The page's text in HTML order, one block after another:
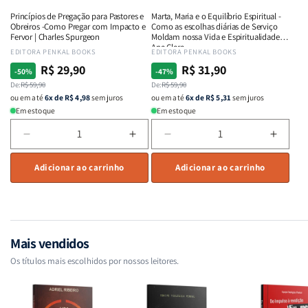
destroem
vidas
|
Equipe
Teológica
Penkal
destroem
vidas
Equipe
Teológica
Penkal
Intimidade
em
Deus
em
Princípios de Pregação para Pastores e
Obreiros -Como Pregar com Impacto e
Fervor | Charles Spurgeon
Fornecedor:
EDITORA PENKAL BOOKS
-50%
Preço
normal
De:R$ 59,90
Preço
promocional
R$ 29,90
ou em até6x de R$ 4,98sem juros
Em estoque
a
quantidade
de
para
Pastores
Obreiros
Aumentar
a
quantidade
de
Pastores
Obreiros
Adicionar ao carrinho
Marta, Maria e o Equilíbrio Espiritual -
Como as escolhas diárias de Serviço
Moldam nossa Vida e Espiritualidade -
Ana Clara
Fornecedor:
EDITORA PENKAL BOOKS
-47%
Preço
normal
De:R$ 59,90
Preço
promocional
R$ 31,90
ou em até6x de R$ 5,31 sem juros
Em estoque
a
quantidade
de
-
Como
a
de
-
Como
Adicionar ao carrinho
Mais vendidos
Os títulos mais escolhidos por nossos leitores.